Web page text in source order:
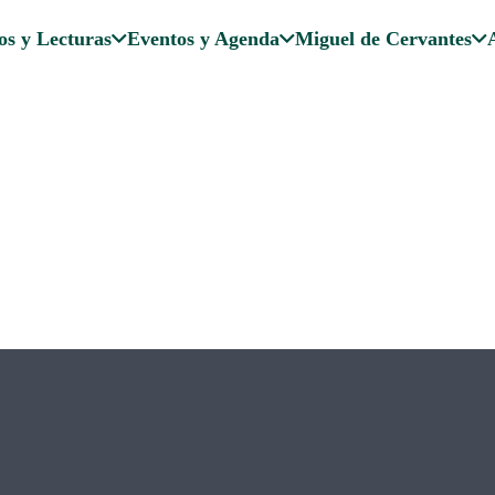
y Lecturas Eventos y Agenda Miguel de Cervantes